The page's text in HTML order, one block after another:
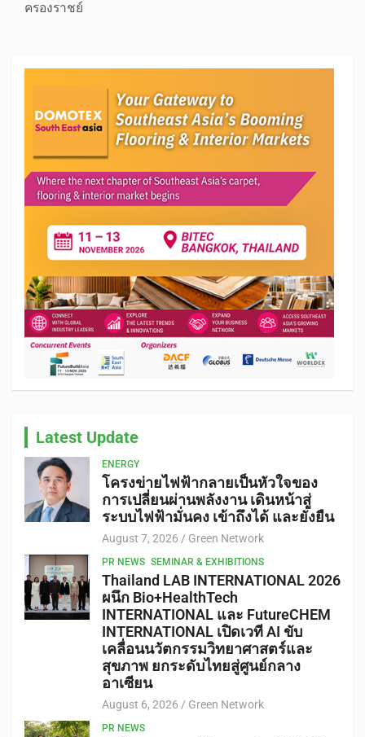
ครองราชย์
Latest Update
ENERGY
โครงข่ายไฟฟ้ากลายเป็นหัวใจของ
การเปลี่ยนผ่านพลังงาน เดินหน้าสู่
ระบบไฟฟ้ามั่นคง เข้าถึงได้ และยั่งยืน
August 7, 2026 Green Network
PR NEWS SEMINAR & EXHIBITIONS
Thailand LAB INTERNATIONAL 2026
ผนึก Bio+HealthTech
INTERNATIONAL และ FutureCHEM
INTERNATIONAL เปิดเวที AI ขับ
เคลื่อนนวัตกรรมวิทยาศาสตร์และ
สุขภาพ ยกระดับไทยสู่ศูนย์กลาง
อาเซียน
August 6, 2026 Green Network
PR NEWS